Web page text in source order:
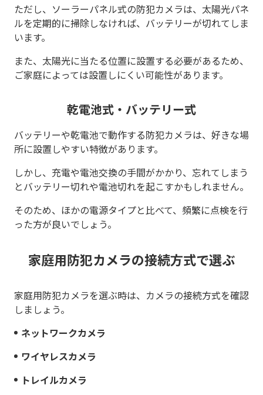
ただし、ソーラーパネル式の防犯カメラは、太陽光パネ
ルを定期的に掃除しなければ、バッテリーが切れてしま
います。
また、太陽光に当たる位置に設置する必要があるため、
ご家庭によっては設置しにくい可能性があります。
乾電池式・バッテリー式
バッテリーや乾電池で動作する防犯カメラは、好きな場
所に設置しやすい特徴があります。
しかし、充電や電池交換の手間がかかり、忘れてしまう
とバッテリー切れや電池切れを起こすかもしれません。
そのため、ほかの電源タイプと比べて、頻繁に点検を行
った方が良いでしょう。
家庭用防犯カメラの接続方式で選ぶ
家庭用防犯カメラを選ぶ時は、カメラの接続方式を確認
しましょう。
ネットワークカメラ
ワイヤレスカメラ
トレイルカメラ